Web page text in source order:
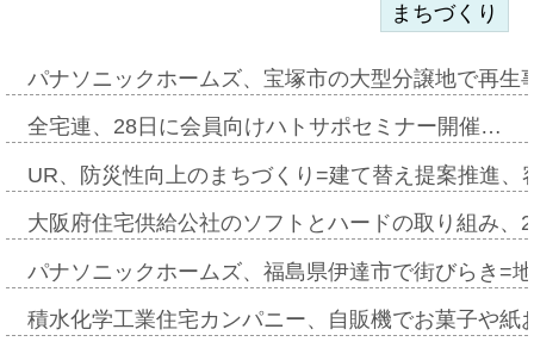
まちづくり
パナソニックホームズ、宝塚市の大型分譲地で再
全宅連、28日に会員向けハトサポセミナー開催…
UR、防災性向上のまちづくり=建て替え提案推進
大阪府住宅供給公社のソフトとハードの取り組み
パナソニックホームズ、福島県伊達市で街びらき=
積水化学工業住宅カンパニー、自販機でお菓子や